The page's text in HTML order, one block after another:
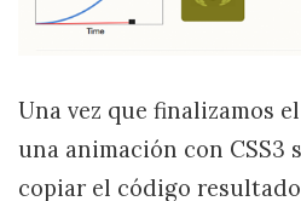
Una vez que finalizamos
una animación con CSS3
copiar el código